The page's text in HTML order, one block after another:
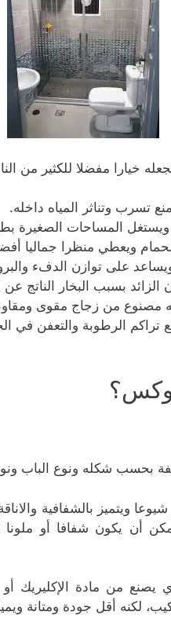
خيارا مفضلا للكثير من
تسرب وتناثر المياه داخله.
المساحات الصغيرة
ويعطي منظرا جماليا
على توازن الدفء
بسبب البخار الناتج عن
مصنوع من زجاج مقوى
الرطوبة والتعفن في
بحسب شكله ونوع الباب
ويتميز بالشفافية
أن يكون شفافا أو
يصنع من مادة الإكليريك
لكنه أقل جودة ومتانة